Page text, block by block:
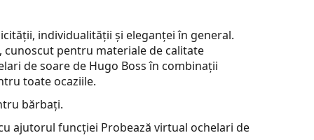
individualității și eleganței în general.
pentru materiale de calitate
de soare de Hugo Boss în combinații
toate ocaziile.
bărbați.
ajutorul funcției Probează virtual ochelari de